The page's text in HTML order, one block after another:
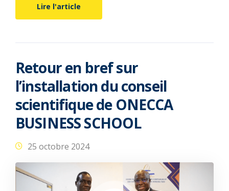
Lire l'article
Retour en bref sur
l’installation du conseil
scientifique de ONECCA
BUSINESS SCHOOL
25 octobre 2024